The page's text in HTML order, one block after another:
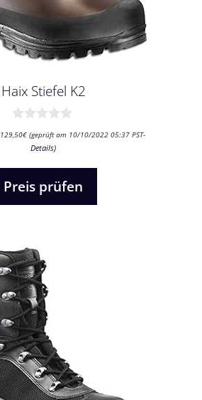
Haix Stiefel K2
v
129,50€ (geprüft am 10/10/2022 05:37 PST-
Details)
Preis prüfen